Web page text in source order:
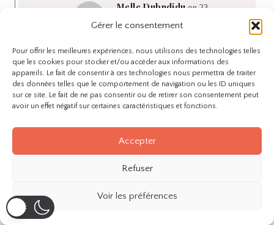
Gérer le consentement
Pour offrir les meilleures expériences, nous utilisons des technologies telles
que les cookies pour stocker et/ou accéder aux informations des
appareils. Le fait de consentir à ces technologies nous permettra de traiter
des données telles que le comportement de navigation ou les ID uniques
sur ce site. Le fait de ne pas consentir ou de retirer son consentement peut
avoir un effet négatif sur certaines caractéristiques et fonctions.
Accepter
Refuser
Voir les préférences
Melle Dubndidu on 23
décembre 2011
Merci Sylvie.
Oui au moins je l’ai vu de mes
propres yeux lol
Répondre